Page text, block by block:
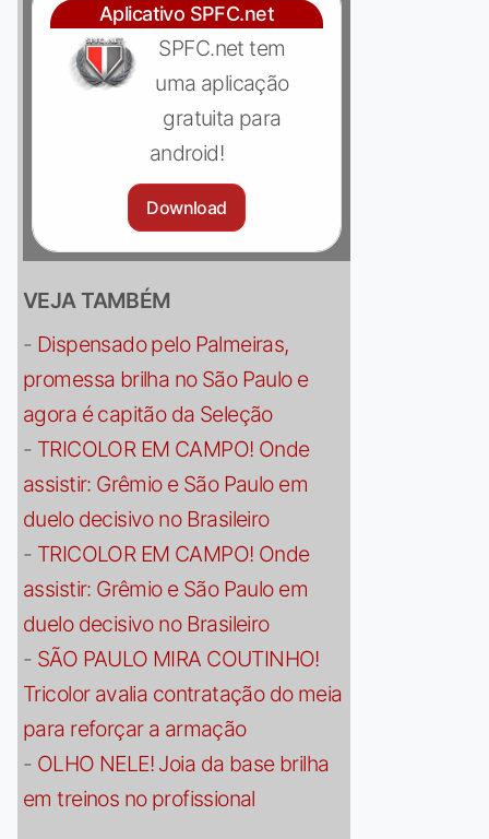
Aplicativo SPFC.net
SPFC.net tem
uma aplicação
gratuita para
android!
Download
VEJA TAMBÉM
- Dispensado pelo Palmeiras,
promessa brilha no São Paulo e
agora é capitão da Seleção
- TRICOLOR EM CAMPO! Onde
assistir: Grêmio e São Paulo em
duelo decisivo no Brasileiro
- TRICOLOR EM CAMPO! Onde
assistir: Grêmio e São Paulo em
duelo decisivo no Brasileiro
- SÃO PAULO MIRA COUTINHO!
Tricolor avalia contratação do meia
para reforçar a armação
- OLHO NELE! Joia da base brilha
em treinos no profissional